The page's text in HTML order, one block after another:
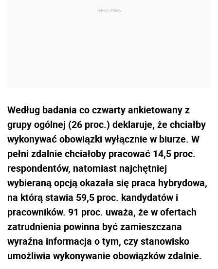
Według badania co czwarty ankietowany z
grupy ogólnej (26 proc.) deklaruje, że chciałby
wykonywać obowiązki wyłącznie w biurze. W
pełni zdalnie chciałoby pracować 14,5 proc.
respondentów, natomiast najchętniej
wybieraną opcją okazała się praca hybrydowa,
na którą stawia 59,5 proc. kandydatów i
pracowników. 91 proc. uważa, że w ofertach
zatrudnienia powinna być zamieszczana
wyraźna informacja o tym, czy stanowisko
umożliwia wykonywanie obowiązków zdalnie.